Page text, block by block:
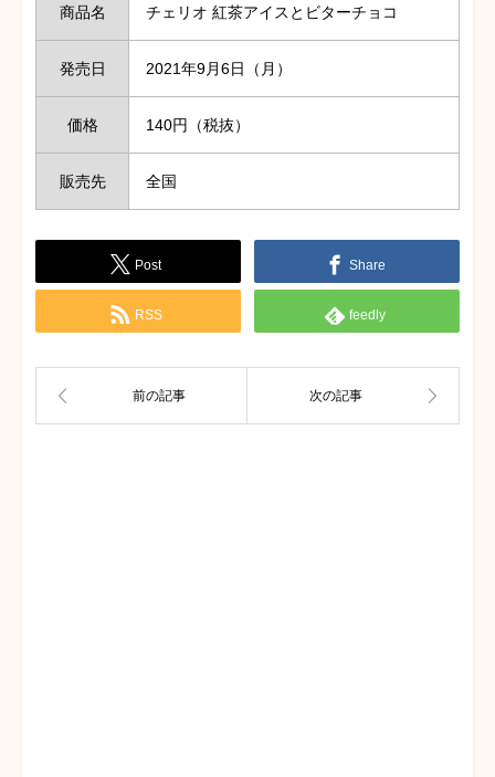
商品名 チェリオ 紅茶アイスとビターチョコ
発売日 2021年9月6日（月）
価格 140円（税抜）
販売先 全国
Post Share
RSS feedly